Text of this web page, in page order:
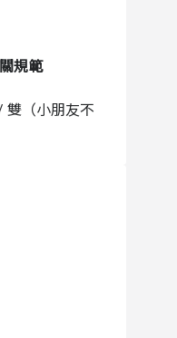
規範
雙（小朋友不
坐在旁邊休息
或緊張，可慢
關卡會緊張害